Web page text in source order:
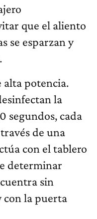
que el aliento
se esparzan y
alta potencia.
la
segundos, cada
de una
con el tablero
determinar
sin
con la puerta